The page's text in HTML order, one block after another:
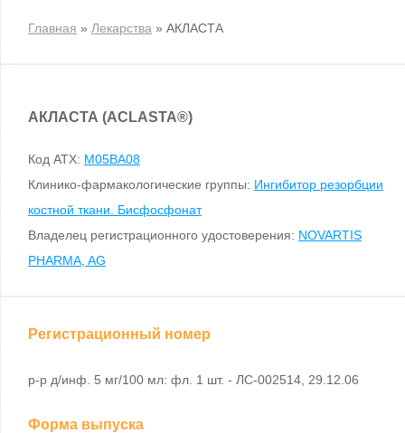
Главная » Лекарства » АКЛАСТА
АКЛАСТА (ACLASTA®)
Код ATX: M05BA08
Клинико-фармакологические группы: Ингибитор резорбции
костной ткани. Бисфосфонат
Владелец регистрационного удостоверения: NOVARTIS
PHARMA, AG
Регистрационный номер
р-р д/инф. 5 мг/100 мл: фл. 1 шт. - ЛС-002514, 29.12.06
Форма выпуска